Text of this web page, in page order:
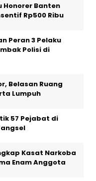
Honorer Banten
Rp500 Ribu
Peran 3 Pelaku
Polisi di
Belasan Ruang
Lumpuh
57 Pejabat di
Kasat Narkoba
Enam Anggota